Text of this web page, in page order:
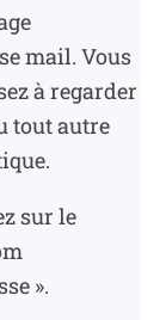
mail. Vous
à regarder
tout autre
sur le
».